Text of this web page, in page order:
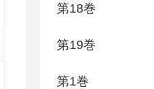
第18巻
第19巻
第1巻